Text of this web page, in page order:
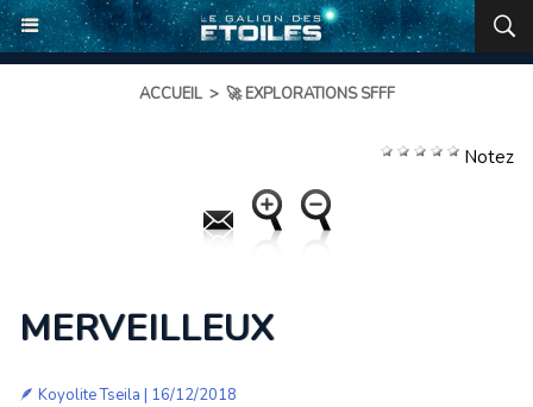
ACCUEIL > 🚀 EXPLORATIONS SFFF
Notez
MERVEILLEUX
🪶 Koyolite Tseila | 16/12/2018